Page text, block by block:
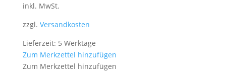
inkl. MwSt.
zzgl. Versandkosten
Lieferzeit: 5 Werktage
Zum Merkzettel hinzufügen
Zum Merkzettel hinzufügen